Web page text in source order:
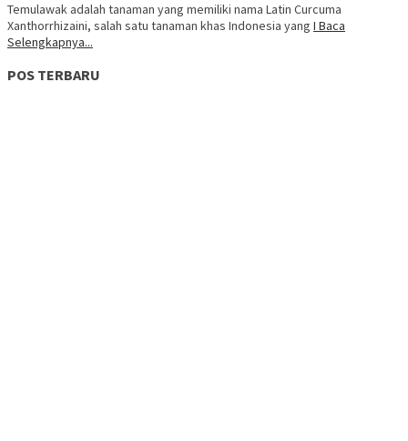
Temulawak adalah tanaman yang memiliki nama Latin Curcuma
Xanthorrhizaini, salah satu tanaman khas Indonesia yang I Baca
Selengkapnya...
POS TERBARU